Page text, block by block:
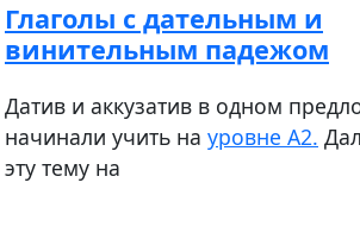
Глаголы с дательным и
винительным падежом
​​​​​​Датив и аккузатив в одном
начинали учить на уровне А2.
эту тему на